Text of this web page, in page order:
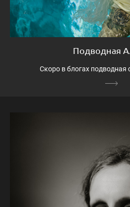
Подводная
Скоро в блогах подводная